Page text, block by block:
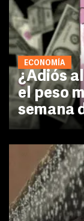
ECONOMÍA
¿Adiós
el peso
semana